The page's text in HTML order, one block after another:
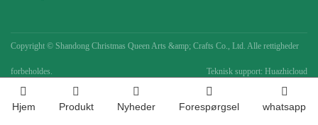
Copyright © Shandong Christmas Queen Arts &amp; Crafts Co., Ltd. Alle rettigheder
forbeholdes. Teknisk support: Huazhicloud
Hjem Produkt Nyheder Forespørgsel whatsapp